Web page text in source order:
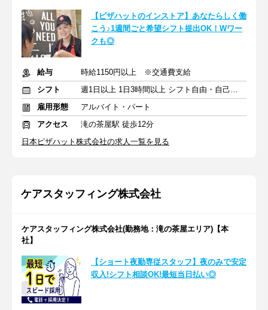
【ピザハットのインストア】あなたらしく働
こう♪1週間ごと希望シフト提出OK！Wワー
クも◎
給与
時給1150円以上 ※交通費支給
シフト
週1日以上 1日3時間以上 シフト自由・自己申告
雇用形態
アルバイト・パート
アクセス
滝の茶屋駅 徒歩12分
日本ピザハット株式会社の求人一覧を見る
ケアスタッフィング株式会社
ケアスタッフィング株式会社(勤務地：滝の茶屋エリア)【本
社】
【ショート夜勤専従スタッフ】夜のみで安定
収入!シフト相談OK!最短当日払い◎